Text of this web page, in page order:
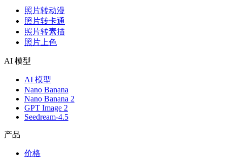
照片转动漫
照片转卡通
照片转素描
照片上色
AI 模型
AI 模型
Nano Banana
Nano Banana 2
GPT Image 2
Seedream-4.5
产品
价格